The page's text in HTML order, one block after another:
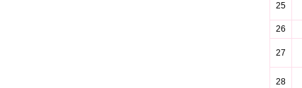
25
26
27
28